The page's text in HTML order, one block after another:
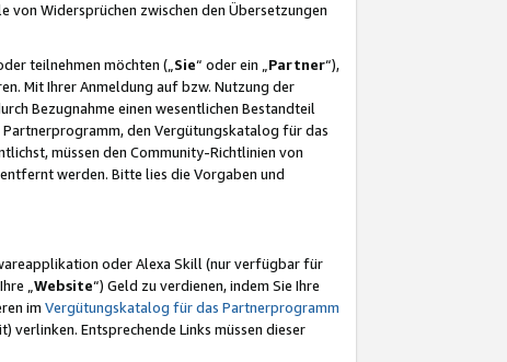
von Widersprüchen zwischen den Übersetzungen
teilnehmen möchten („Sie“ oder ein „Partner“),
Mit Ihrer Anmeldung auf bzw. Nutzung der
Bezugnahme einen wesentlichen Bestandteil
den Vergütungskatalog für das
müssen den Community-Richtlinien von
werden. Bitte lies die Vorgaben und
oder Alexa Skill (nur verfügbar für
„ Website“) Geld zu verdienen, indem Sie Ihre
im Vergütungskatalog für das Partnerprogramm
verlinken. Entsprechende Links müssen dieser